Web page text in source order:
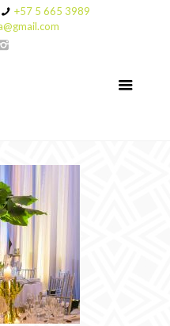
+57 5 665 3989